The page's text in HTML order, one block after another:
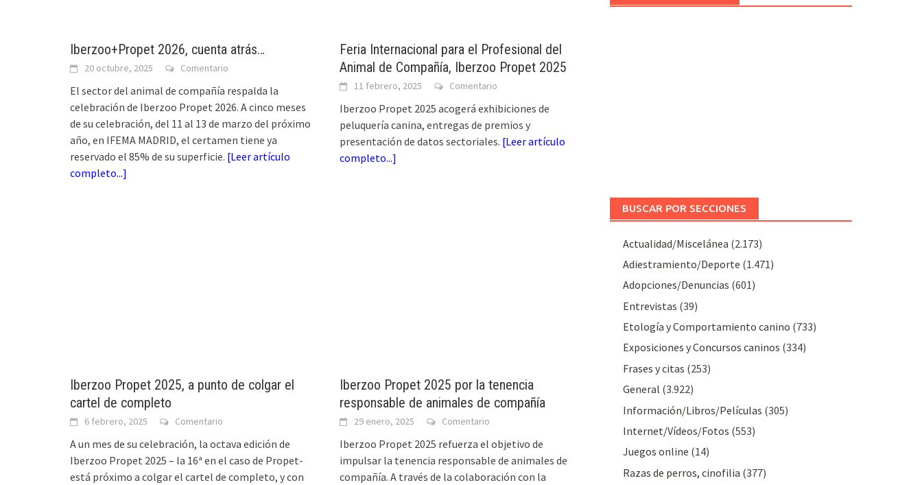
Iberzoo+Propet 2026, cuenta atrás…
20 octubre, 2025 Comentario
El sector del animal de compañía respalda la
celebración de Iberzoo Propet 2026. A cinco meses
de su celebración, del 11 al 13 de marzo del próximo
año, en IFEMA MADRID, el certamen tiene ya
reservado el 85% de su superficie. [Leer artículo
completo...]
Feria Internacional para el Profesional del
Animal de Compañía, Iberzoo Propet 2025
11 febrero, 2025 Comentario
Iberzoo Propet 2025 acogerá exhibiciones de
peluquería canina, entregas de premios y
presentación de datos sectoriales. [Leer artículo
completo...]
Iberzoo Propet 2025, a punto de colgar el
cartel de completo
6 febrero, 2025 Comentario
A un mes de su celebración, la octava edición de
Iberzoo Propet 2025 – la 16ª en el caso de Propet-
está próximo a colgar el cartel de completo, y con
Iberzoo Propet 2025 por la tenencia
responsable de animales de compañía
29 enero, 2025 Comentario
Iberzoo Propet 2025 refuerza el objetivo de
impulsar la tenencia responsable de animales de
compañía. A través de la colaboración con la
BUSCAR POR SECCIONES
Actualidad/Miscelánea (2.173)
Adiestramiento/Deporte (1.471)
Adopciones/Denuncias (601)
Entrevistas (39)
Etología y Comportamiento canino (733)
Exposiciones y Concursos caninos (334)
Frases y citas (253)
General (3.922)
Información/Libros/Películas (305)
Internet/Vídeos/Fotos (553)
Juegos online (14)
Razas de perros, cinofilia (377)